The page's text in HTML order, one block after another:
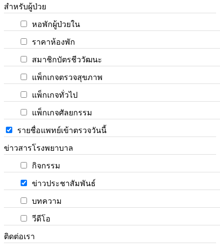
สำหรับผู้ป่วย
หอพักผู้ป่วยใน
ราคาห้องพัก
สมาชิกบัตรชีววัฒนะ
แพ็กเกจตรวจสุขภาพ
แพ็กเกจทั่วไป
แพ็กเกจศัลยกรรม
รายชื่อแพทย์เข้าตรวจวันนี้
ข่าวสารโรงพยาบาล
กิจกรรม
ข่าวประชาสัมพันธ์
บทความ
วีดีโอ
ติดต่อเรา